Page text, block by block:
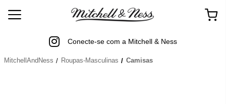
Conecte-se com a Mitchell & Ness
MitchellAndNess Roupas-Masculinas Camisas